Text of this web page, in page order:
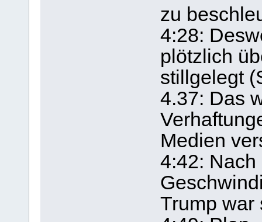
zu
4:28:
plötzlich
stillgelegt
4.37: Das
Medien
4:42:
Trump war